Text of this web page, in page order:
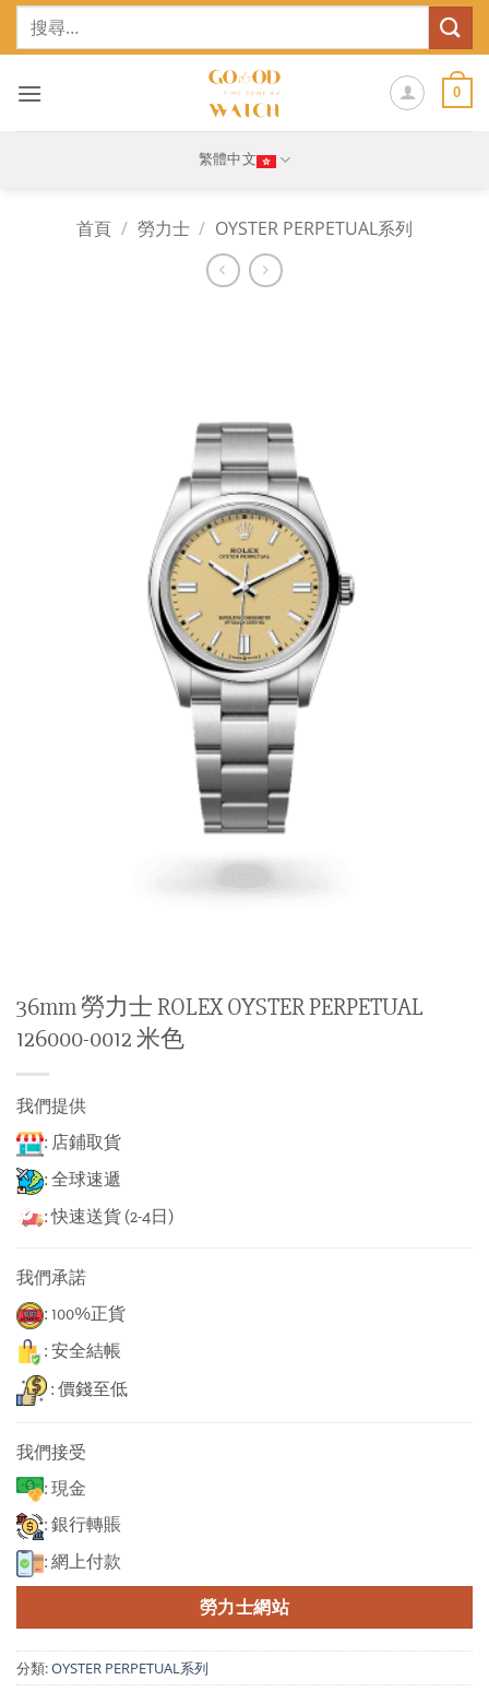
Skip
鍵
0
繁體中文
首頁 / 勞力士 / OYSTER PERPETUAL系列
36mm 勞力士 ROLEX OYSTER PERPETUAL
126000-0012 米色
我們提供
: 店鋪取貨
: 全球速遞
: 快速送貨 (2-4日)
我們承諾
: 100%正貨
: 安全結帳
: 價錢至低
我們接受
: 現金
: 銀行轉賬
: 網上付款
勞力士網站
分類:OYSTER PERPETUAL系列